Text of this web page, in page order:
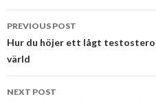
Post
navigation
PREVIOUS POST
Hur du höjer ett lågt
värld
NEXT POST